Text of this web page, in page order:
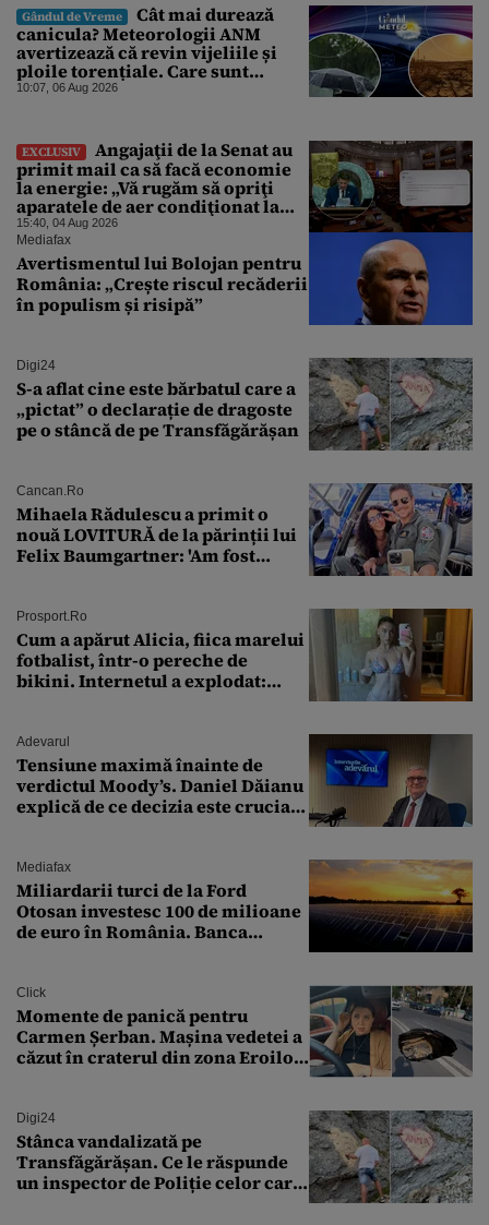
Gândul de Vreme
Cât mai durează
canicula? Meteorologii ANM
avertizează că revin vijeliile și
ploile torențiale. Care sunt
zonele vizate, începând chiar de
10:07, 06 Aug 2026
EXCLUSIV
Angajaţii de la Senat au
primit mail ca să facă economie
la energie: „Vă rugăm să opriţi
aparatele de aer condiţionat la
sfârşitul programului”
15:40, 04 Aug 2026
Mediafax
Avertismentul lui Bolojan pentru
România: „Crește riscul recăderii
în populism și risipă”
Digi24
S-a aflat cine este bărbatul care a
„pictat” o declarație de dragoste
pe o stâncă de pe Transfăgărășan
Cancan.ro
Mihaela Rădulescu a primit o
nouă LOVITURĂ de la părinții lui
Felix Baumgartner: 'Am fost
Prosport.ro
Cum a apărut Alicia, fiica marelui
fotbalist, într-o pereche de
bikini. Internetul a explodat:
Adevarul
Tensiune maximă înainte de
verdictul Moody’s. Daniel Dăianu
explică de ce decizia este crucială
Mediafax
Miliardarii turci de la Ford
Otosan investesc 100 de milioane
de euro în România. Banca
Click
Momente de panică pentru
Carmen Șerban. Mașina vedetei a
căzut în craterul din zona Eroilor:
Digi24
Stânca vandalizată pe
Transfăgărășan. Ce le răspunde
un inspector de Poliție celor care